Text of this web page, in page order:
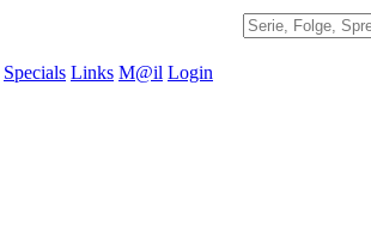
Specials Links M@il Login